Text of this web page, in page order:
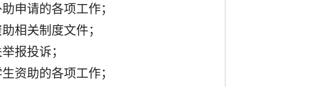
申请的各项工作；
相关制度文件；
报投诉；
资助的各项工作；